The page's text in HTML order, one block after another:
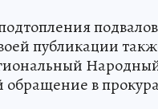
публикации
в